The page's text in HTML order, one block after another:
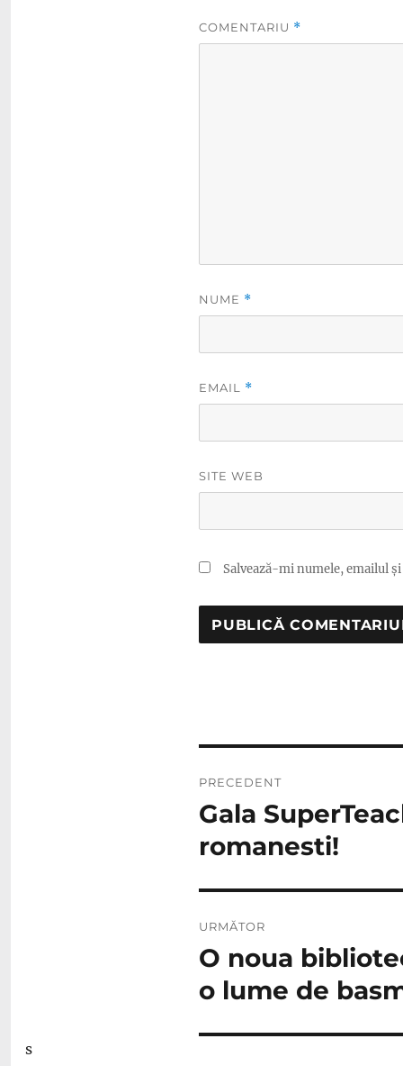
COMENTARIU *
NUME *
EMAIL *
SITE WEB
Salvează-mi numele, emailul
în
articole
PRECEDENT
Articolul
Gala
romanesti!
URMĂTOR
Articolul
următor:
O noua
o lume de
s